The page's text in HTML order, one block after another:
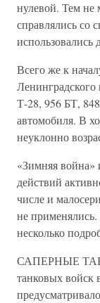
нулевой. Тем не
справлялись со
использовались
Всего же к
Ленинградского
Т-28, 956 БТ,
автомобиля. В
неуклонно
«Зимняя война»
действий
числе и
не применялись.
несколько
САПЕРНЫЕ
танковых